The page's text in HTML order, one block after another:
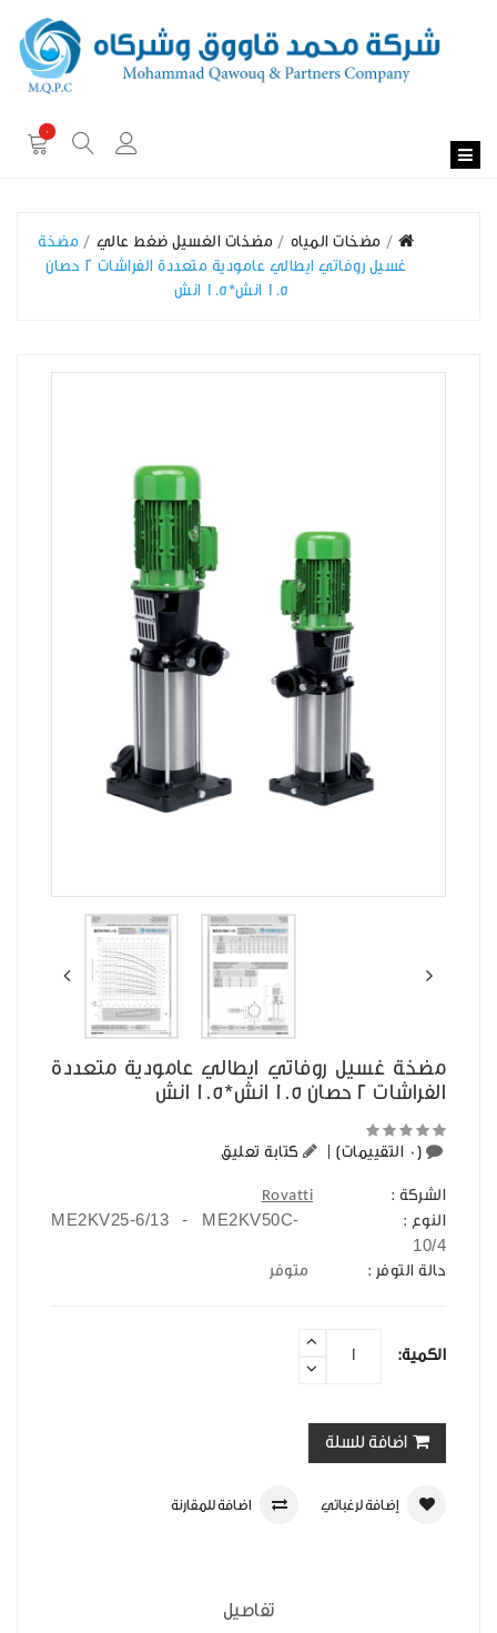
0
مضخات المياه مضخات الغسيل ضغط عالي
مضخة
غسيل روفاتي ايطالي عامودية متعددة الفراشات 2 حصان
1.5 انش*1.5 انش
مضخة غسيل روفاتي ايطالي عامودية متعددة
الفراشات 2 حصان 1.5 انش*1.5 انش
(0 التقييمات) كتابة تعليق
الشركة :
Rovatti
النوع :
ME2KV25-6/13 - ME2KV50C-
10/4
حالة التوفر : متوفر
الكمية:
اضافة للسلة
إضافة لرغباتي اضافة للمقارنة
تفاصيل